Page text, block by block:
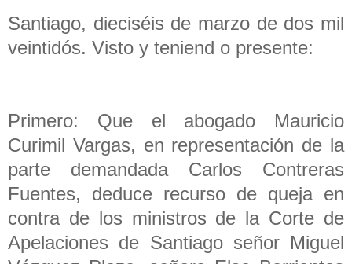
Santiago, dieciséis de marzo de dos mil
veintidós. Visto y teniend o presente:
Primero: Que el abogado Mauricio
Curimil Vargas, en representación de la
parte demandada Carlos Contreras
Fuentes, deduce recurso de queja en
contra de los ministros de la Corte de
Apelaciones de Santiago señor Miguel